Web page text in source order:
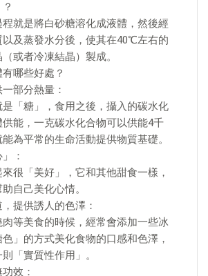
就是將白砂糖溶化成液體，然後經
及蒸發水分後，使其在40℃左右的
或者冷凍結晶）製成。
哪些好處？
部分熱量：
「糖」，食用之後，攝入的碳水化
能，一克碳水化合物可以供能4千
為平常的生命活動提供物質基礎。
：
很「美好」，它和其他甜食一樣，
自己美化心情。
提供誘人的色澤：
等美食的時候，經常會添加一些冰
」的方式美化食物的口感和色澤，
「實質性作用」。
效：